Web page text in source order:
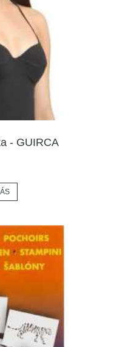
- GUIRCA